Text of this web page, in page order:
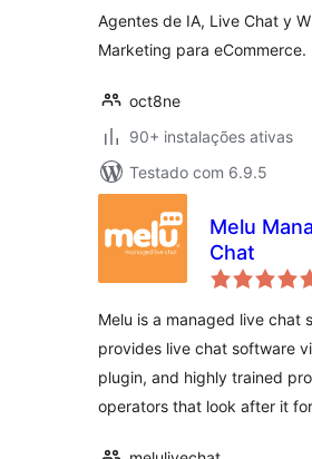
Agentes de IA, Live Chat y
Marketing para eCommerce.
oct8ne
90+ instalações ativas
Testado com 6.9.5
Melu
Chat
Melu is a managed live chat
provides live chat software
plugin, and highly trained
operators that look after it